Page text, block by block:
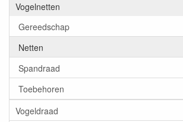
Vogelnetten
Gereedschap
Netten
Spandraad
Toebehoren
Vogeldraad